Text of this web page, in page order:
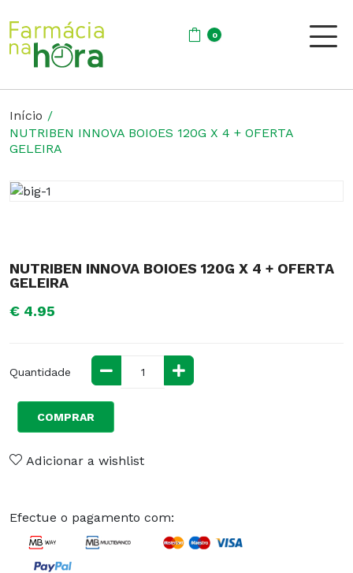
0
Início
NUTRIBEN INNOVA BOIOES 120G X 4 + OFERTA
GELEIRA
NUTRIBEN INNOVA BOIOES 120G X 4 + OFERTA
GELEIRA
€ 4.95
Quantidade
COMPRAR
Adicionar a wishlist
Efectue o pagamento com: